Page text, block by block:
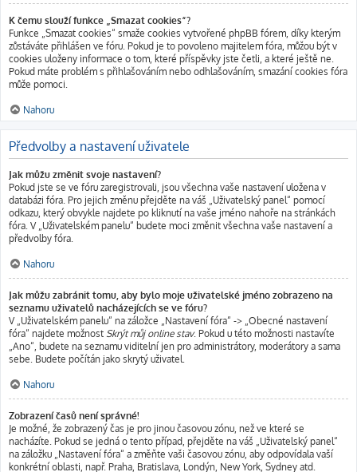
K čemu slouží funkce „Smazat cookies“?
Funkce „Smazat cookies“ smaže cookies vytvořené phpBB fórem, díky kterým
zůstáváte přihlášen ve fóru. Pokud je to povoleno majitelem fóra, můžou být v
cookies uloženy informace o tom, které příspěvky jste četli, a které ještě ne.
Pokud máte problém s přihlašováním nebo odhlašováním, smazání cookies fóra
může pomoci.
Nahoru
Předvolby a nastavení uživatele
Jak můžu změnit svoje nastavení?
Pokud jste se ve fóru zaregistrovali, jsou všechna vaše nastavení uložena v
databázi fóra. Pro jejich změnu přejděte na váš „Uživatelský panel“ pomocí
odkazu, který obvykle najdete po kliknutí na vaše jméno nahoře na stránkách
fóra. V „Uživatelském panelu“ budete moci změnit všechna vaše nastavení a
předvolby fóra.
Nahoru
Jak můžu zabránit tomu, aby bylo moje uživatelské jméno zobrazeno na
seznamu uživatelů nacházejících se ve fóru?
V „Uživatelském panelu“ na záložce „Nastavení fóra“ -> „Obecné nastavení
fóra“ najdete možnost Skrýt můj online stav. Pokud u této možnosti nastavíte
„Ano“, budete na seznamu viditelní jen pro administrátory, moderátory a sama
sebe. Budete počítán jako skrytý uživatel.
Nahoru
Zobrazení časů není správné!
Je možné, že zobrazený čas je pro jinou časovou zónu, než ve které se
nacházíte. Pokud se jedná o tento případ, přejděte na váš „Uživatelský panel“
na záložku „Nastavení fóra“ a změňte vaši časovou zónu, aby odpovídala vaší
konkrétní oblasti, např. Praha, Bratislava, Londýn, New York, Sydney atd.